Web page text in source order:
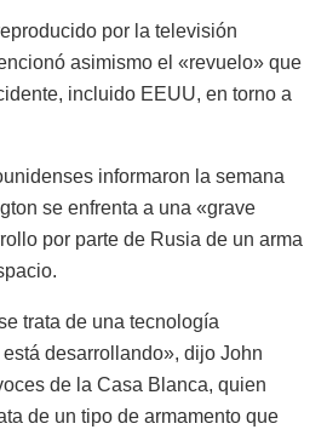
por la televisión
asimismo el «revuelo» que
incluido EEUU, en torno a
informaron la semana
se enfrenta a una «grave
por parte de Rusia de un arma
trata de una tecnología
desarrollando», dijo John
de la Casa Blanca, quien
de un tipo de armamento que